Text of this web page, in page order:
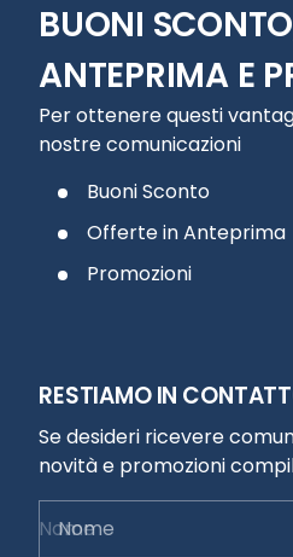
BUONI
ANTEPRIMA E
Per ottenere questi
nostre comunicazioni
Buoni Sconto
Offerte in Anteprima
Promozioni
RESTIAMO IN
Se desideri ricevere
novità e promozioni
Nome